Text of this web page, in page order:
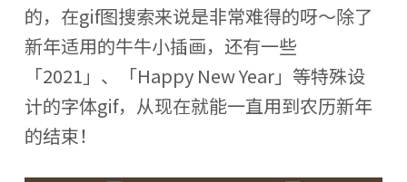
的，在gif图搜索来说是非常难得的呀～除了
新年适用的牛牛小插画，还有一些
「2021」、「Happy New Year」等特殊设
计的字体gif，从现在就能一直用到农历新年
的结束！